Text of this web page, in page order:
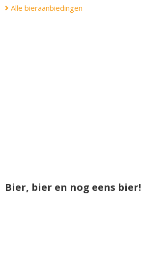
Alle bieraanbiedingen
Bier, bier en nog eens bier!